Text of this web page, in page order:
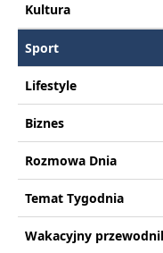
Kultura
Sport
Lifestyle
Biznes
Rozmowa Dnia
Temat Tygodnia
Wakacyjny